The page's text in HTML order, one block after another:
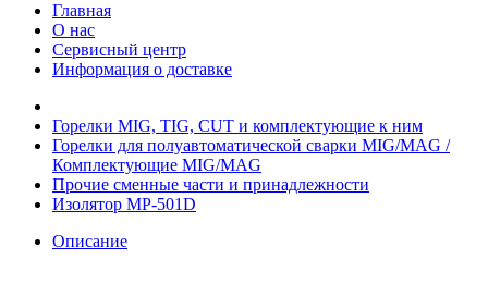
Главная
О нас
Сервисный центр
Информация о доставке
Горелки MIG, TIG, CUT и комплектующие к ним
Горелки для полуавтоматической сварки MIG/MAG /
Комплектующие MIG/MAG
Прочие сменные части и принадлежности
Изолятор MP-501D
Описание